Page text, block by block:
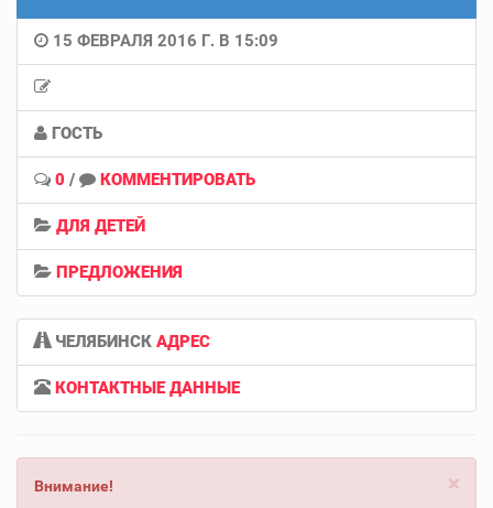
15 ФЕВРАЛЯ 2016 Г. В 15:09
ГОСТЬ
0 / КОММЕНТИРОВАТЬ
ДЛЯ ДЕТЕЙ
ПРЕДЛОЖЕНИЯ
ЧЕЛЯБИНСК АДРЕС
КОНТАКТНЫЕ ДАННЫЕ
×
Внимание!